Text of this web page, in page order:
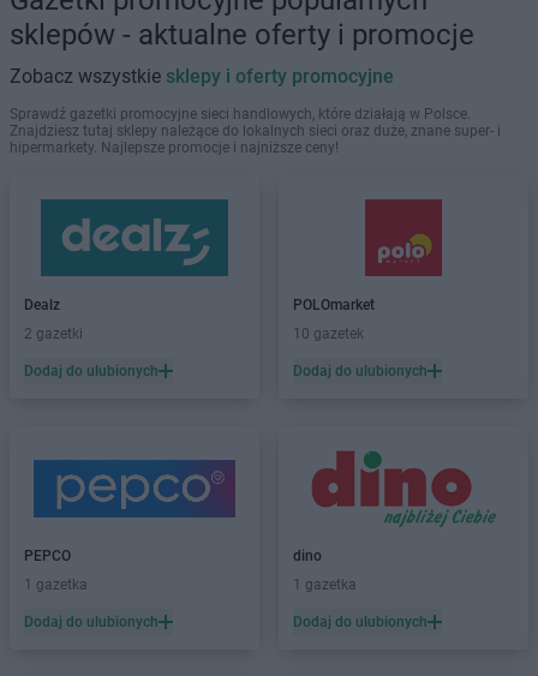
sklepów - aktualne oferty i promocje
Zobacz wszystkie sklepy i oferty promocyjne
Sprawdź gazetki promocyjne sieci handlowych, które działają w Polsce.
Znajdziesz tutaj sklepy należące do lokalnych sieci oraz duże, znane super- i
hipermarkety. Najlepsze promocje i najniższe ceny!
Dealz
2 gazetki
Dodaj do ulubionych
POLOmarket
10 gazetek
Dodaj do ulubionych
PEPCO
1 gazetka
Dodaj do ulubionych
dino
1 gazetka
Dodaj do ulubionych